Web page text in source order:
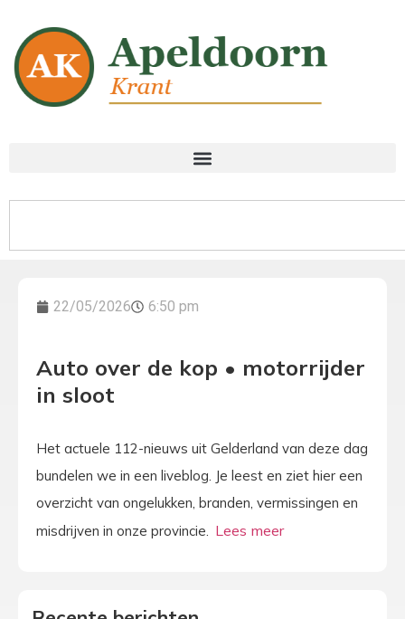
22/05/2026 6:50 pm
Auto over de kop • motorrijder
in sloot
Het actuele 112-nieuws uit Gelderland van deze dag
bundelen we in een liveblog. Je leest en ziet hier een
overzicht van ongelukken, branden, vermissingen en
misdrijven in onze provincie.